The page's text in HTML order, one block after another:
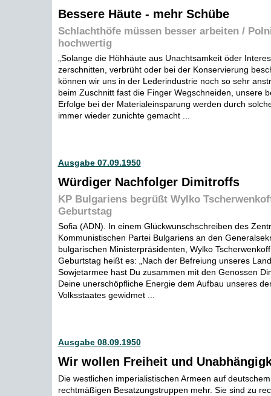
Bessere Häute - mehr Schübe
Schlachthöfe müssen besser arbeiten /
hochwertig
„Solange die Höhhäute aus Unachtsamkeit öder
zerschnitten, verbrüht oder bei der Konservierung
können wir uns in der Lederindustrie noch so sehr
beim Zuschnitt fast die Finger Wegschneiden, unsere
Erfolge bei der Materialeinsparung werden durch
immer wieder zunichte gemacht ...
Ausgabe 07.09.1950
Würdiger Nachfolger Dimitroffs
KP Bulgariens begrüßt Wylko
Geburtstag
Sofia (ADN). In einem Glückwunschschreiben des
Kommunistischen Partei Bulgariens an den
bulgarischen Ministerpräsidenten, Wylko
Geburtstag heißt es: „Nach der Befreiung unseres
Sowjetarmee hast Du zusammen mit den Genossen
Deine unerschöpfliche Energie dem Aufbau unseres
Volksstaates gewidmet ...
Ausgabe 08.09.1950
Wir wollen Freiheit und
Die westlichen imperialistischen Armeen auf
rechtmäßigen Besatzungstruppen mehr. Sie sind zu